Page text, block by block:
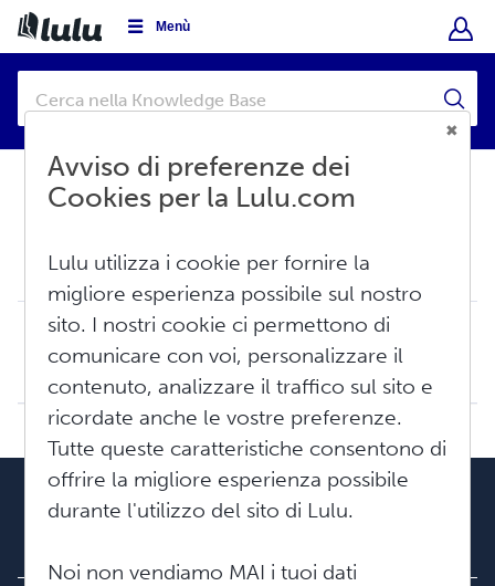
Menù
Base di conoscenza
Calendario
Come creare un calendario
Ven, Giu 6, 2025 alle 12:24 PM
Il nostro team
Informazioni su Lulu
Avviso di preferenze dei
Cookies per la Lulu.com
Lulu utilizza i cookie per fornire la
migliore esperienza possibile sul nostro
sito. I nostri cookie ci permettono di
comunicare con voi, personalizzare il
contenuto, analizzare il traffico sul sito e
ricordate anche le vostre preferenze.
Tutte queste caratteristiche consentono di
offrire la migliore esperienza possibile
durante l'utilizzo del sito di Lulu.
Noi non vendiamo MAI i tuoi dati